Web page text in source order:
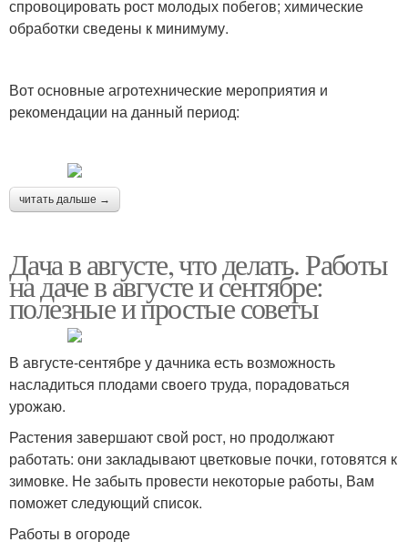
спровоцировать рост молодых побегов; химические
обработки сведены к минимуму.
Вот основные агротехнические мероприятия и
рекомендации на данный период:
читать дальше →
Дача в августе, что делать. Работы
на даче в августе и сентябре:
полезные и простые советы
В августе-сентябре у дачника есть возможность
насладиться плодами своего труда, порадоваться
урожаю.
Растения завершают свой рост, но продолжают
работать: они закладывают цветковые почки, готовятся к
зимовке. Не забыть провести некоторые работы, Вам
поможет следующий список.
Работы в огороде